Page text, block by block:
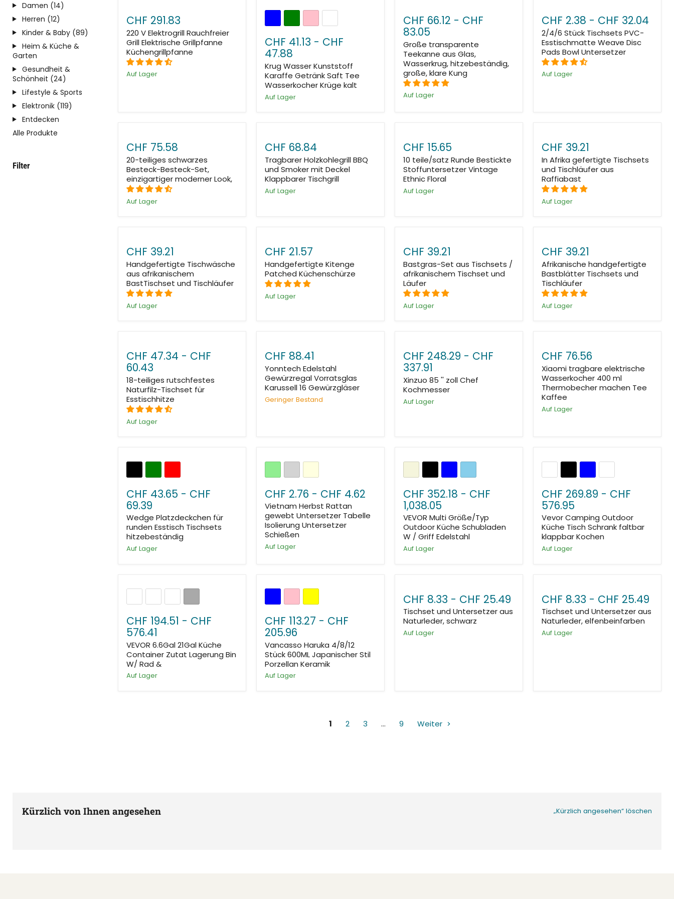
Damen (14)
Herren (12)
Kinder & Baby (89)
Heim & Küche &
Garten
Gesundheit &
Schönheit (24)
Lifestyle & Sports
Elektronik (119)
Entdecken
Alle Produkte
Filter
CHF 291.83
220 V Elektrogrill Rauchfreier
Grill Elektrische Grillpfanne
Küchengrillpfanne
Auf Lager
CHF 41.13 - CHF
47.88
Krug Wasser Kunststoff
Karaffe Getränk Saft Tee
Wasserkocher Krüge kalt
Auf Lager
CHF 66.12 - CHF
83.05
Große transparente
Teekanne aus Glas,
Wasserkrug, hitzebeständig,
große, klare Kung
Auf Lager
CHF 2.38 - CHF 32.04
2/4/6 Stück Tischsets PVC-
Esstischmatte Weave Disc
Pads Bowl Untersetzer
Auf Lager
CHF 75.58
20-teiliges schwarzes
Besteck-Besteck-Set,
einzigartiger moderner Look,
Auf Lager
CHF 68.84
Tragbarer Holzkohlegrill BBQ
und Smoker mit Deckel
Klappbarer Tischgrill
Auf Lager
CHF 15.65
10 teile/satz Runde Bestickte
Stoffuntersetzer Vintage
Ethnic Floral
Auf Lager
CHF 39.21
In Afrika gefertigte Tischsets
und Tischläufer aus
Raffiabast
Auf Lager
CHF 39.21
Handgefertigte Tischwäsche
aus afrikanischem
BastTischset und Tischläufer
Auf Lager
CHF 21.57
Handgefertigte Kitenge
Patched Küchenschürze
Auf Lager
CHF 39.21
Bastgras-Set aus Tischsets /
afrikanischem Tischset und
Läufer
Auf Lager
CHF 39.21
Afrikanische handgefertigte
Bastblätter Tischsets und
Tischläufer
Auf Lager
CHF 47.34 - CHF
60.43
18-teiliges rutschfestes
Naturfilz-Tischset für
Esstischhitze
Auf Lager
CHF 88.41
Yonntech Edelstahl
Gewürzregal Vorratsglas
Karussell 16 Gewürzgläser
Geringer Bestand
CHF 248.29 - CHF
337.91
Xinzuo 85 '' zoll Chef
Kochmesser
Auf Lager
CHF 76.56
Xiaomi tragbare elektrische
Wasserkocher 400 ml
Thermobecher machen Tee
Kaffee
Auf Lager
CHF 43.65 - CHF
69.39
Wedge Platzdeckchen für
runden Esstisch Tischsets
hitzebeständig
Auf Lager
CHF 2.76 - CHF 4.62
Vietnam Herbst Rattan
gewebt Untersetzer Tabelle
Isolierung Untersetzer
Schießen
Auf Lager
CHF 352.18 - CHF
1,038.05
VEVOR Multi Größe/Typ
Outdoor Küche Schubladen
W / Griff Edelstahl
Auf Lager
CHF 269.89 - CHF
576.95
Vevor Camping Outdoor
Küche Tisch Schrank faltbar
klappbar Kochen
Auf Lager
CHF 194.51 - CHF
576.41
VEVOR 6.6Gal 21Gal Küche
Container Zutat Lagerung Bin
W/ Rad &
Auf Lager
CHF 113.27 - CHF
205.96
Vancasso Haruka 4/8/12
Stück 600ML Japanischer Stil
Porzellan Keramik
Auf Lager
CHF 8.33 - CHF 25.49
Tischset und Untersetzer aus
Naturleder, schwarz
Auf Lager
CHF 8.33 - CHF 25.49
Tischset und Untersetzer aus
Naturleder, elfenbeinfarben
Auf Lager
1 2 3 … 9 Weiter
Kürzlich von Ihnen angesehen „Kürzlich angesehen“ löschen